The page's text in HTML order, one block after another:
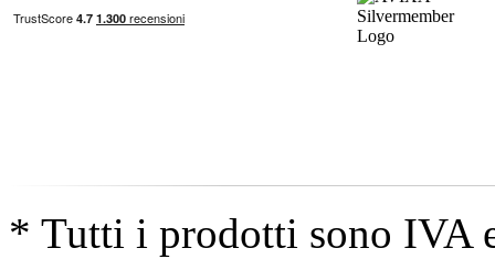
* Tutti i prodotti sono IVA